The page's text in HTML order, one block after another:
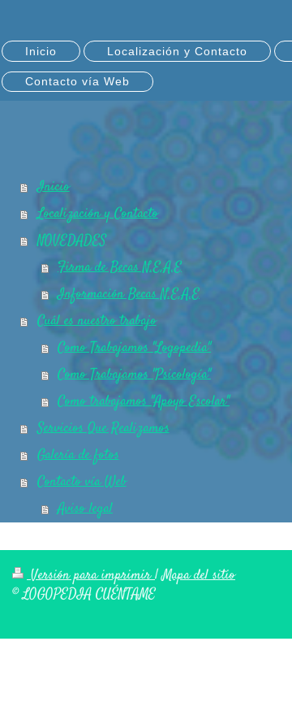
Inicio Localización y Contacto
Contacto vía Web
Inicio
Localización y Contacto
NOVEDADES
Firma de Becas N.E.A.E
Información Becas N.E.A.E
Cuál es nuestro trabajo
Como Trabajamos "Logopedia"
Como Trabajamos "Psicología"
Como trabajamos "Apoyo Escolar"
Servicios Que Realizamos
Galería de fotos
Contacto vía Web
Aviso legal
Versión para imprimir| Mapa del sitio
© LOGOPEDIA CUÉNTAME